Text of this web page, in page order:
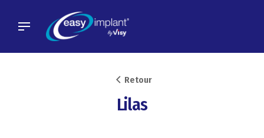
content
Retour
Lilas